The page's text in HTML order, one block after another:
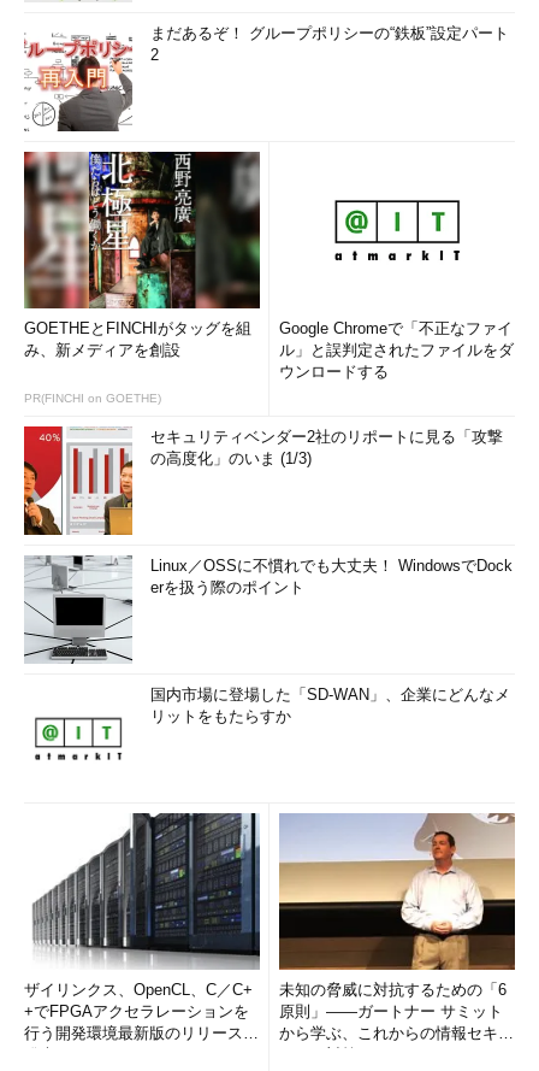
まだあるぞ！ グループポリシーの“鉄板”設定パート
2
GOETHEとFINCHIがタッグを組
み、新メディアを創設
PR(FINCHI on GOETHE)
Google Chromeで「不正なファイ
ル」と誤判定されたファイルをダ
ウンロードする
セキュリティベンダー2社のリポートに見る「攻撃
の高度化」のいま (1/3)
Linux／OSSに不慣れでも大丈夫！ WindowsでDock
erを扱う際のポイント
国内市場に登場した「SD-WAN」、企業にどんなメ
リットをもたらすか
ザイリンクス、OpenCL、C／C+
+でFPGAアクセラレーションを
行う開発環境最新版のリリースを
未知の脅威に対抗するための「6
原則」――ガートナー サミット
から学ぶ、これからの情報セキュ